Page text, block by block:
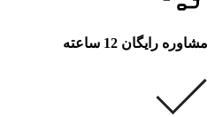
مشاوره رایگان 12 ساعته